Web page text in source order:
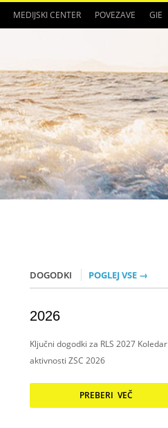
MEDIJSKI CENTER POVEZAVE GIE
DOGODKI POGLEJ VSE →
2026
Ključni dogodki za RLS 2027 Koledar
aktivnosti ZSC 2026
PREBERI VEČ